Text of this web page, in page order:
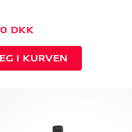
DKK